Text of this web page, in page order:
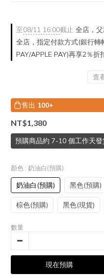
至08/11 16:00截止 全店，
全店，指定付款方式(銀行轉
PAY/APPLE PAY)再享2％折
查
售出 100+
NT$1,380
預購商品約 7-10 個工作天發
顏色 : 奶油白(預購)
奶油白(預購) 黑色(預購)
棕色(預購) 黑色(現貨)
數量
現在預購